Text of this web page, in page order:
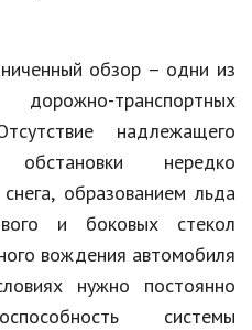
обзор – одни из
транспортных
надлежащего
нередко
образованием льда
и боковых стекол
вождения автомобиля
нужно постоянно
системы